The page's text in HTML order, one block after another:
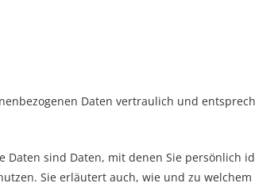
Daten vertraulich und
Daten sind Daten, mit denen Sie persönlich
Sie erläutert auch, wie und zu welchem